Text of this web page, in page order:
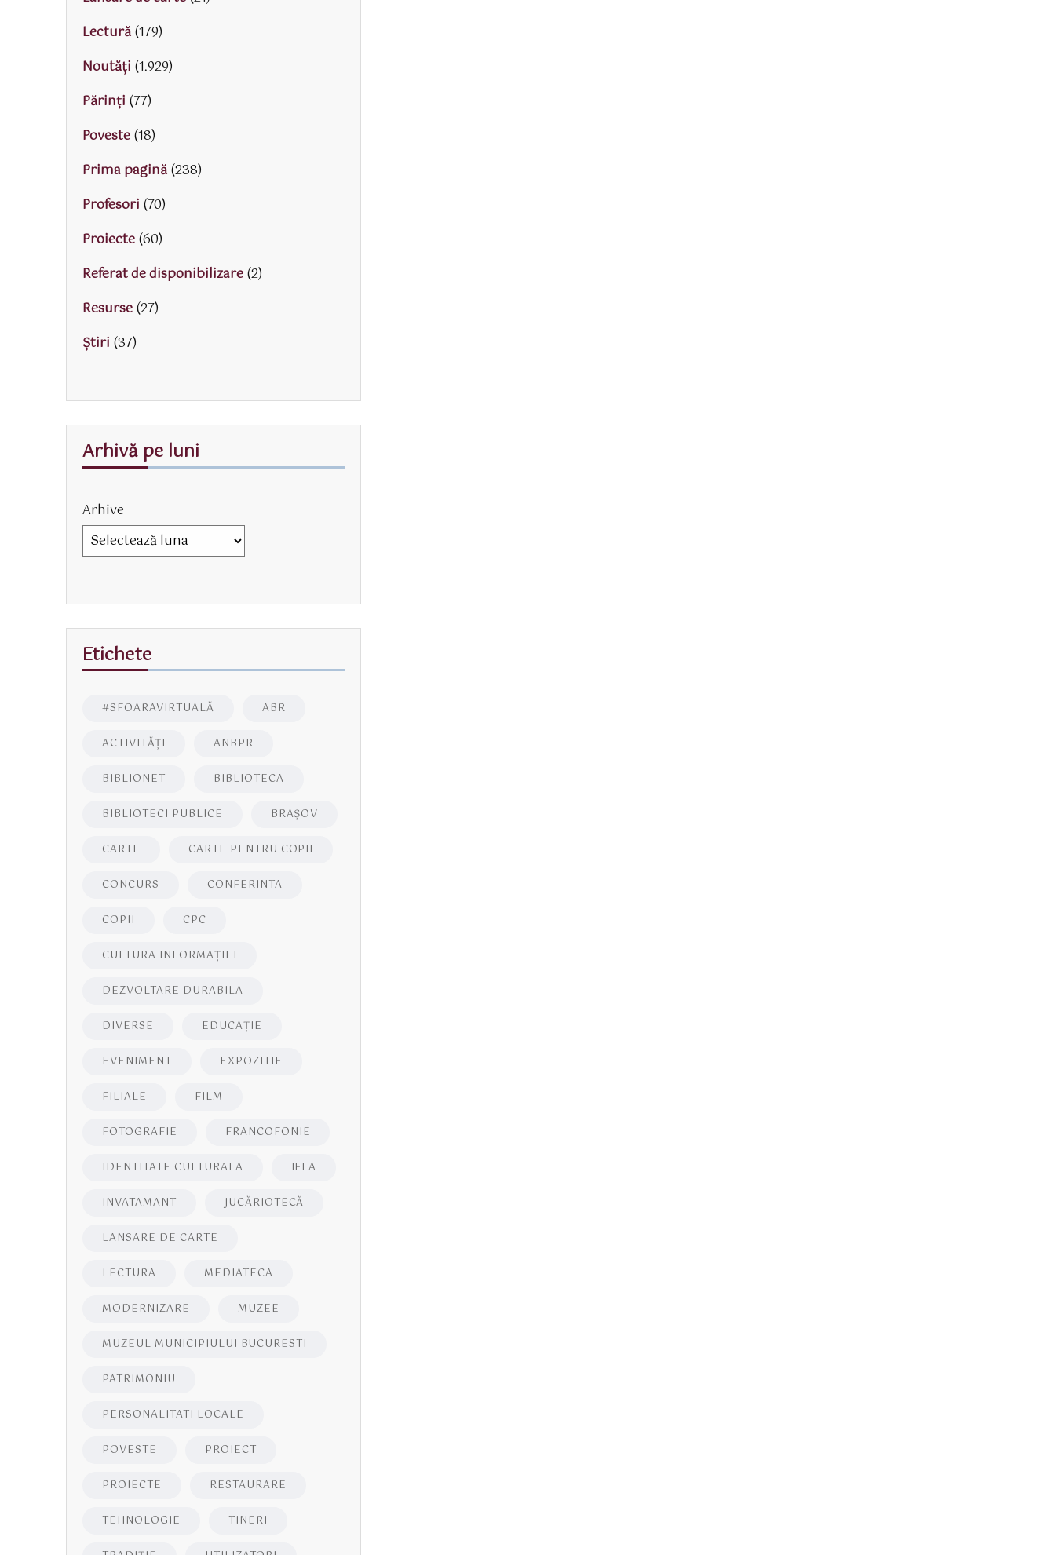
Lectură(179)
Noutăți (1.929)
Părinţi (77)
Poveste(18)
Prima pagină(238)
Profesori (70)
Proiecte(60)
Referat de disponibilizare(2)
Resurse(27)
Știri (37)
Arhivă pe luni
Arhive
Etichete
#SFOARAVIRTUALĂ ABR
ACTIVITĂŢI ANBPR
BIBLIONET BIBLIOTECA
BIBLIOTECI PUBLICE BRAŞOV
CARTE CARTE PENTRU COPII
CONCURS CONFERINTA
COPII CPC
CULTURA INFORMAŢIEI
DEZVOLTARE DURABILA
DIVERSE EDUCAŢIE
EVENIMENT EXPOZITIE
FILIALE FILM
FOTOGRAFIE FRANCOFONIE
IDENTITATE CULTURALA IFLA
INVATAMANT JUCĂRIOTECĂ
LANSARE DE CARTE
LECTURA MEDIATECA
MODERNIZARE MUZEE
MUZEUL MUNICIPIULUI BUCURESTI
PATRIMONIU
PERSONALITATI LOCALE
POVESTE PROIECT
PROIECTE RESTAURARE
TEHNOLOGIE TINERI